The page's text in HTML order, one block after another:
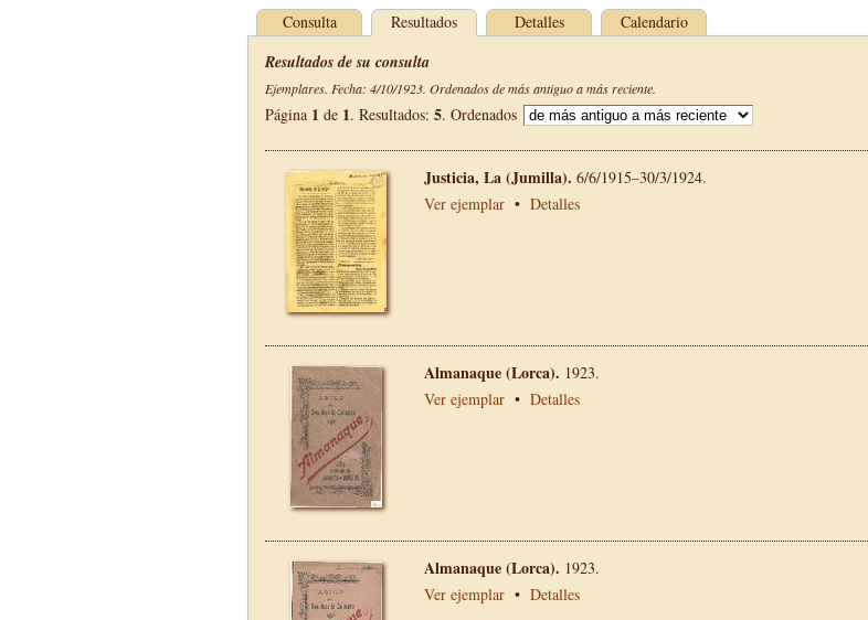
Consulta Resultados Detalles Calendario
Resultados de su consulta
Ejemplares. Fecha: 4/10/1923. Ordenados de más antiguo a más reciente.
Página 1 de 1. Resultados: 5. Ordenados
Justicia, La (Jumilla). 6/6/1915–30/3/1924.
Ver ejemplar • Detalles
Almanaque (Lorca). 1923.
Ver ejemplar • Detalles
Almanaque (Lorca). 1923.
Ver ejemplar • Detalles